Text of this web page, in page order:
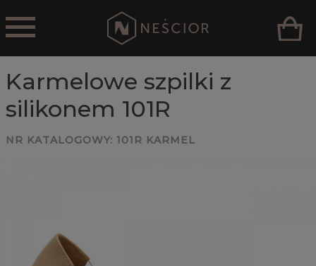
Karmelowe szpilki z
silikonem 101R
NR KATALOGOWY: 101R KARMEL